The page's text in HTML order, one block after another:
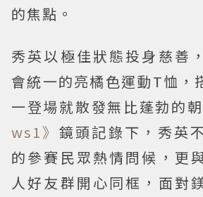
的焦點。
秀英以極佳狀態投身慈善
會統一的亮橘色運動T恤，
一登場就散發無比蓬勃的
ws1》 鏡頭記錄下，秀英
的參賽民眾熱情問候，更
人好友群開心同框，面對